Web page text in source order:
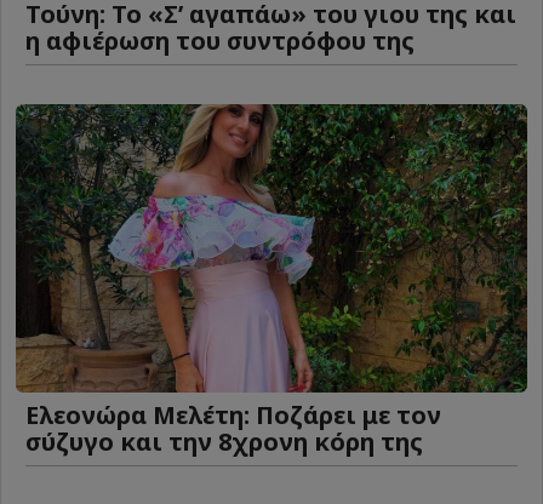
Τούνη: Το «Σ’ αγαπάω» του γιου της και
η αφιέρωση του συντρόφου της
Ελεονώρα Μελέτη: Ποζάρει με τον
σύζυγο και την 8χρονη κόρη της